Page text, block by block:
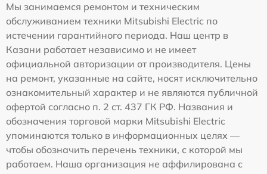
Мы занимаемся ремонтом и техническим
обслуживанием техники Mitsubishi Electric по
истечении гарантийного периода. Наш центр в
Казани работает независимо и не имеет
официальной авторизации от производителя. Цены
на ремонт, указанные на сайте, носят исключительно
ознакомительный характер и не являются публичной
офертой согласно п. 2 ст. 437 ГК РФ. Названия и
обозначения торговой марки Mitsubishi Electric
упоминаются только в информационных целях —
чтобы обозначить перечень техники, с которой мы
работаем. Наша организация не аффилирована с